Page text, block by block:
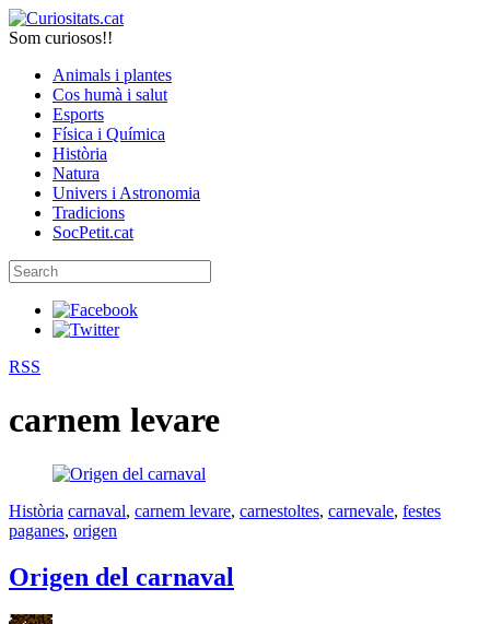
Som curiosos!!
Animals i plantes
Cos humà i salut
Esports
Física i Química
Història
Natura
Univers i Astronomia
Tradicions
SocPetit.cat
RSS
carnem levare
Història carnaval, carnem levare, carnestoltes, carnevale, festes
paganes, origen
Origen del carnaval